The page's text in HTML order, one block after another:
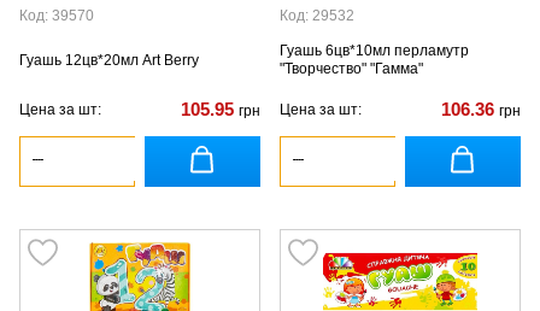
Код: 39570
Гуашь 12цв*20мл Art Berry
Цена за шт: 105.95 грн
Код: 29532
Гуашь 6цв*10мл перламутр
"Творчество" "Гамма"
Цена за шт: 106.36 грн